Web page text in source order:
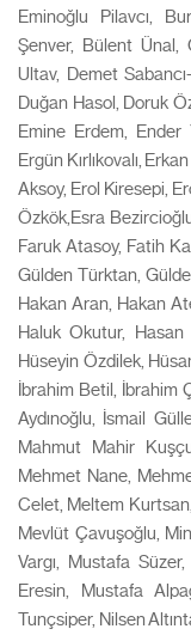
Eminoğlu Pilavcı,
Şenver, Bülent Ünal,
Ultav, Demet
Duğan Hasol, Doruk
Emine Erdem, Ender
Ergün Kırlıkovalı,
Aksoy, Erol Kiresepi,
Özkök,Esra
Faruk Atasoy, Fatih
Gülden Türktan,
Hakan Aran, Hakan
Haluk Okutur, Hasan
Hüseyin Özdilek,
İbrahim Betil, İbrahim
Aydınoğlu, İsmail
Mahmut Mahir
Mehmet Nane,
Celet, Meltem
Mevlüt Çavuşoğlu,
Vargı, Mustafa
Eresin, Mustafa
Tunçsiper, Nilsen